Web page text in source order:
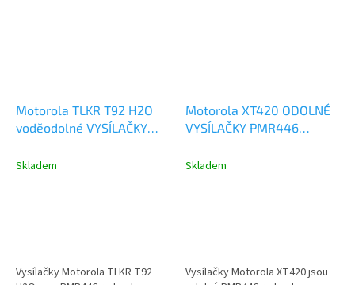
Motorola TLKR T92 H2O
voděodolné VYSÍLAČKY
Skladem
Vysílačky Motorola TLKR T92
Motorola XT420 ODOLNÉ
VYSÍLAČKY PMR446
Skladem
Vysílačky Motorola XT420 jsou